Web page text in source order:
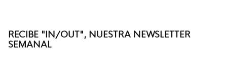
RECIBE "IN/OUT", NUESTRA NEWSLETTER
SEMANAL